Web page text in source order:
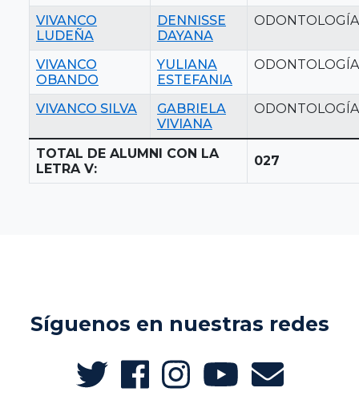
VIVANCO
LUDEÑA
DENNISSE
DAYANA
ODONTOLOGÍA
VIVANCO
OBANDO
YULIANA
ESTEFANIA
ODONTOLOGÍA
VIVANCO SILVA
GABRIELA
VIVIANA
ODONTOLOGÍA
TOTAL DE ALUMNI CON LA
LETRA V:
027
Síguenos en nuestras redes